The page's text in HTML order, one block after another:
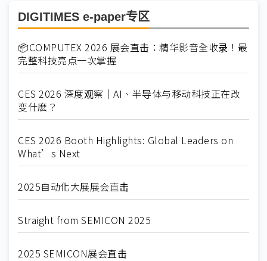
DIGITIMES e-paper专区
📦COMPUTEX 2026 展会直击：精华影音全收录！最
完整科技亮点一次掌握
CES 2026 深度观察｜AI、半导体与移动科技正在改
变什麽？
CES 2026 Booth Highlights: Global Leaders on
What’s Next
2025自动化大展展会直击
Straight from SEMICON 2025
2025 SEMICON展会直击